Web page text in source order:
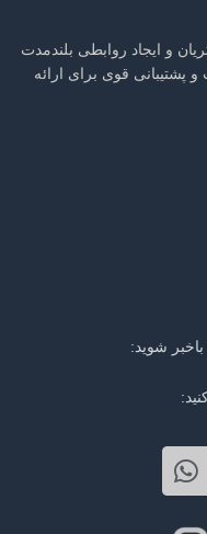
و ایجاد روابطی بلندمدت
قوی برای ارائه
شوید: